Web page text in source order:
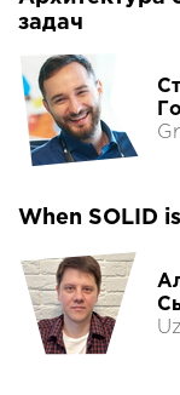
задач
When SOLID